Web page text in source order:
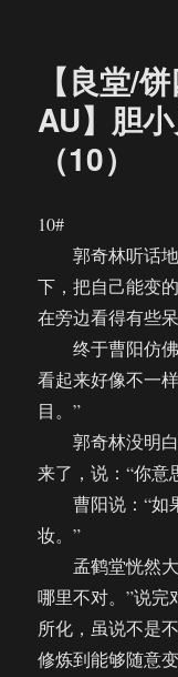
【良堂/
AU】胆
（10）
10#
郭奇林听话地
下，把自己能变
在旁边看得有些
终于曹阳仿佛
看起来好像不一
目。”
郭奇林没明白
来了，说：“你意
曹阳说：“如
妆。”
孟鹤堂恍然大
哪里不对。”说完
所化，虽说不是
修炼到能够随意